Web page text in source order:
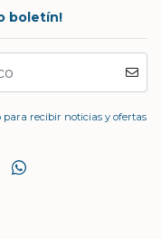
boletín!
para recibir noticias y ofertas